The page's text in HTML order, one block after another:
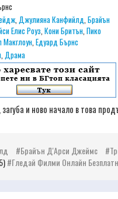
,Джулияна Канфийлд,Брайън
Елис Роуз,Кони Бритън,Пико
,Едуард Бърнс
,Драма
и ново начало в това
Брайън Д'Арси Джеймс
Гледай Филми Онлайн